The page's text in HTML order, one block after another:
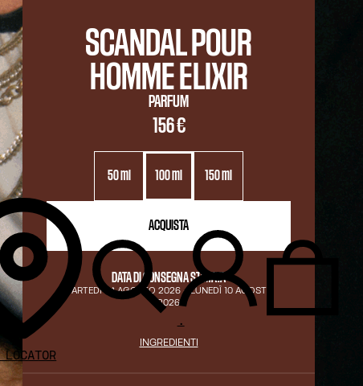
LOCATOR
.
SCANDAL POUR
HOMME ELIXIR
PARFUM
156 €
50 ml 100 ml 150 ml
ACQUISTA
DATA DI CONSEGNA STIMATA
MARTEDÌ 04 AGOSTO 2026 - LUNEDÌ 10 AGOSTO
2026
INGREDIENTI